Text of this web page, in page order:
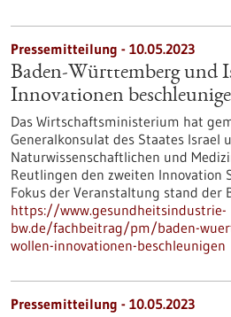
Pressemitteilung - 10.05.2023
Baden-Württemberg und
Innovationen
Das Wirtschaftsministerium hat
Generalkonsulat des Staates Israel
Naturwissenschaftlichen und
Reutlingen den zweiten Innovation
Fokus der Veranstaltung stand der
https://www.gesundheitsindustrie-
bw.de/fachbeitrag/pm/baden-
wollen-innovationen-beschleunigen
Pressemitteilung - 10.05.2023